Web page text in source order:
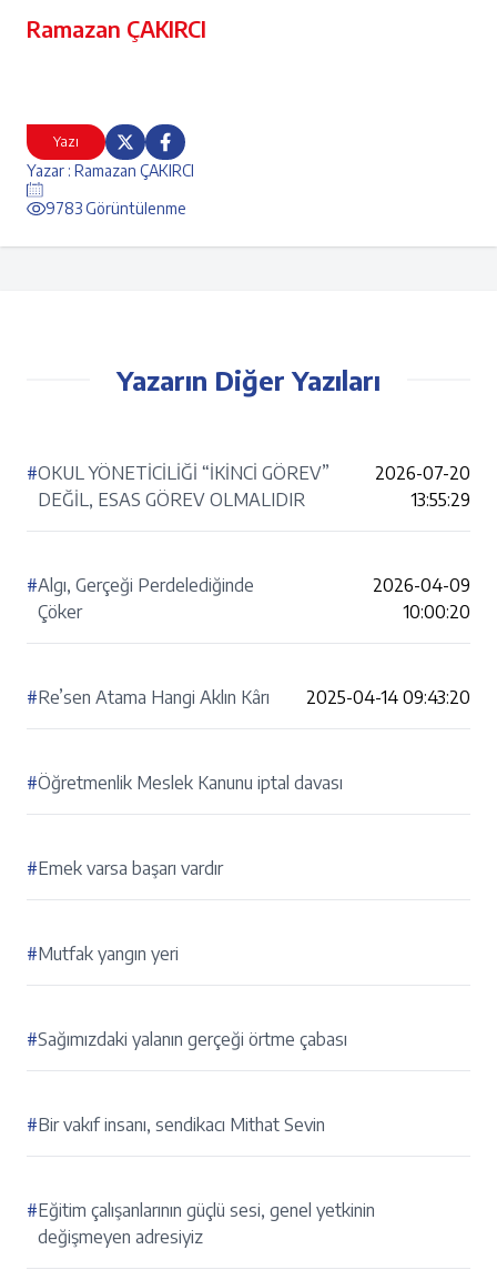
Yazı
Yazar : Ramazan ÇAKIRCI
9783 Görüntülenme
Ramazan ÇAKIRCI
Yazarın Diğer Yazıları
#OKUL YÖNETİCİLİĞİ “İKİNCİ GÖREV”
DEĞİL, ESAS GÖREV OLMALIDIR
2026-07-20
13:55:29
#Algı, Gerçeği Perdelediğinde
Çöker
2026-04-09
10:00:20
#Re’sen Atama Hangi Aklın Kârı 2025-04-14 09:43:20
#Öğretmenlik Meslek Kanunu iptal davası
#Emek varsa başarı vardır
#Mutfak yangın yeri
#Sağımızdaki yalanın gerçeği örtme çabası
#Bir vakıf insanı, sendikacı Mithat Sevin
#Eğitim çalışanlarının güçlü sesi, genel yetkinin
değişmeyen adresiyiz